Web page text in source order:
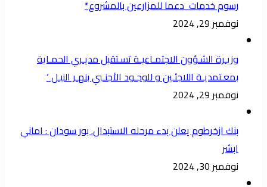
مصيدة
محكمة
بدهاء.
الصمود
رسوم خدمات دعما للمزارعين بالمشروع*
نوفمبر 29, 2024
وزيـرة الشـؤون الاجتمـاعيـة تسـتقبل مديـري الحمـاية
بمعـتمديـة اللاجئـين و للوجـود الأجنـبي بنهـر النيـل ‘
نوفمبر 29, 2024
بنك ازخرطوم يعلن بدء مرحله الاستبدال. بور سودان : اماني
ابشر
نوفمبر 30, 2024